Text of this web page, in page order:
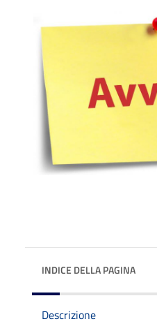
INDICE DELLA PAGINA
Descrizione